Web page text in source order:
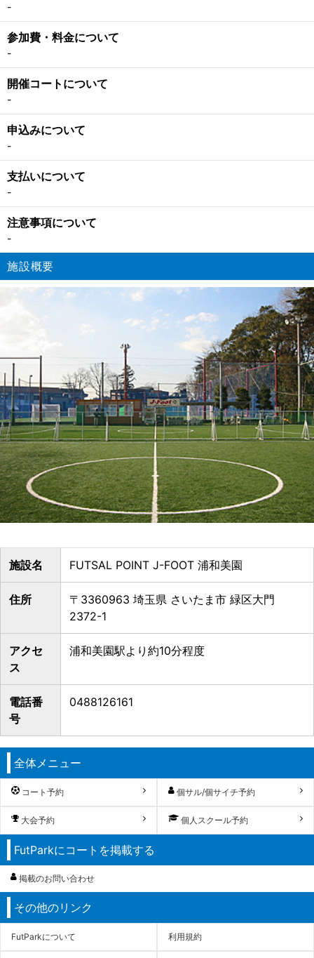
-
参加費・料金について
-
開催コートについて
-
申込みについて
-
支払いについて
-
注意事項について
-
施設概要
施設名 FUTSAL POINT J-FOOT 浦和美園
住所
〒3360963 埼玉県 さいたま市 緑区大門
2372-1
アクセ
ス
浦和美園駅より約10分程度
電話番
号
0488126161
全体メニュー
コート予約 個サル/個サイチ予約
大会予約 個人スクール予約
FutParkにコートを掲載する
掲載のお問い合わせ
その他のリンク
FutParkについて 利用規約